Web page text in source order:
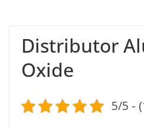
Distributor
Oxide
5/5 -